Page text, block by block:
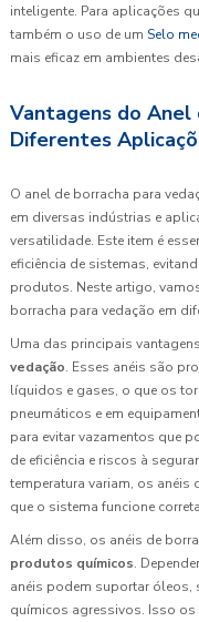
inteligente. Para aplicações
também o uso de um Selo
mais eficaz em ambientes
Vantagens do Anel
Diferentes
O anel de borracha para
em diversas indústrias e
versatilidade. Este item é
eficiência de sistemas,
produtos. Neste artigo,
borracha para vedação em
Uma das principais
vedação. Esses anéis são
líquidos e gases, o que os
pneumáticos e em
para evitar vazamentos que
de eficiência e riscos à
temperatura variam, os anéis
que o sistema funcione
Além disso, os anéis de
produtos químicos.
anéis podem suportar
químicos agressivos. Isso